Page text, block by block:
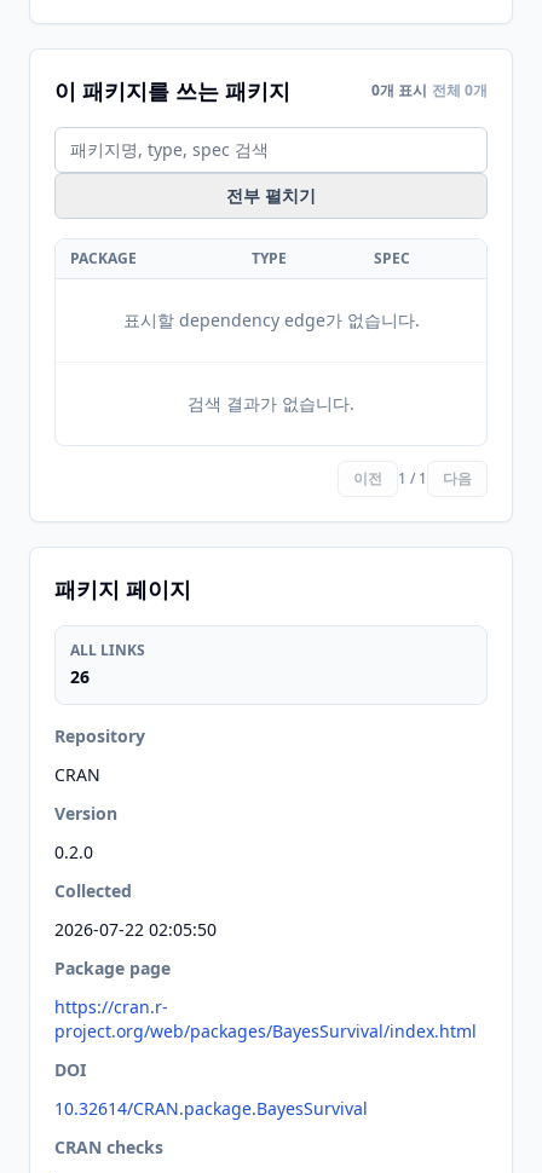
이 패키지를 쓰는 패키지 0개 표시 전체 0개
전부 펼치기
PACKAGE TYPE SPEC
표시할 dependency edge가 없습니다.
검색 결과가 없습니다.
이전 1 / 1 다음
패키지 페이지
ALL LINKS
26
Repository
CRAN
Version
0.2.0
Collected
2026-07-22 02:05:50
Package page
https://cran.r-
project.org/web/packages/BayesSurvival/index.html
DOI
10.32614/CRAN.package.BayesSurvival
CRAN checks